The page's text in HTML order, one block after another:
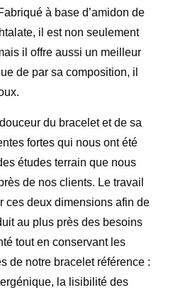
à base d’amidon de
il est non seulement
il offre aussi un meilleur
de par sa composition, il
du bracelet et de sa
fortes qui nous ont été
études terrain que nous
de nos clients. Le travail
ces deux dimensions afin de
au plus près des besoins
tout en conservant les
de notre bracelet référence :
la lisibilité des